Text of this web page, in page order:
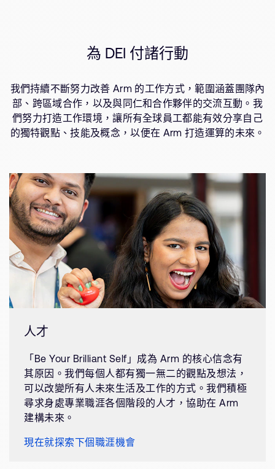
為 DEI 付諸行動
我們持續不斷努力改善 Arm 的工作方式，範圍涵蓋團隊內
部、跨區域合作，以及與同仁和合作夥伴的交流互動。我
們努力打造工作環境，讓所有全球員工都能有效分享自己
的獨特觀點、技能及概念，以便在 Arm 打造運算的未來。
人才
「Be Your Brilliant Self」成為 Arm 的核心信念有
其原因。我們每個人都有獨一無二的觀點及想法，
可以改變所有人未來生活及工作的方式。我們積極
尋求身處專業職涯各個階段的人才，協助在 Arm
建構未來。
現在就探索下個職涯機會